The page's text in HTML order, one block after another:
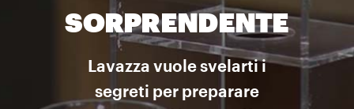
SORPRENDENTE
Lavazza vuole svelarti i
segreti per preparare